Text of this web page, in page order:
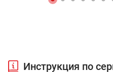
Инструкция по